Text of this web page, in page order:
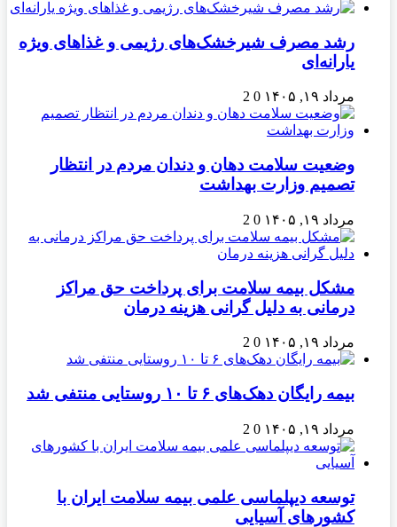
رشد مصرف شیرخشک‌های رژیمی و غذاهای ویژه
یارانه‌ای
مرداد ۱۹, ۱۴۰۵ 0
2
وضعیت سلامت دهان و دندان مردم در انتظار
تصمیم وزارت بهداشت
مرداد ۱۹, ۱۴۰۵ 0
2
مشکل بیمه سلامت برای پرداخت حق مراکز
درمانی به دلیل گرانی هزینه درمان
مرداد ۱۹, ۱۴۰۵ 0
2
بیمه رایگان دهک‌های ۶ تا ۱۰ روستایی منتفی شد
مرداد ۱۹, ۱۴۰۵ 0
2
توسعه دیپلماسی علمی بیمه سلامت ایران با
کشورهای آسیایی